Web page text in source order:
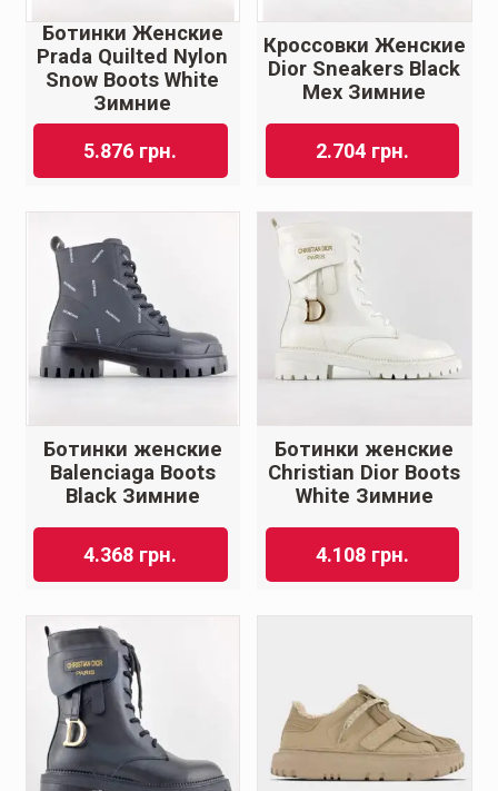
Ботинки Женские
Prada Quilted Nylon
Snow Boots White
Зимние
5.876 грн.
Кроссовки Женские
Dior Sneakers Black
Мех Зимние
2.704 грн.
Ботинки женские
Balenciaga Boots
Black Зимние
4.368 грн.
Ботинки женские
Christian Dior Boots
White Зимние
4.108 грн.